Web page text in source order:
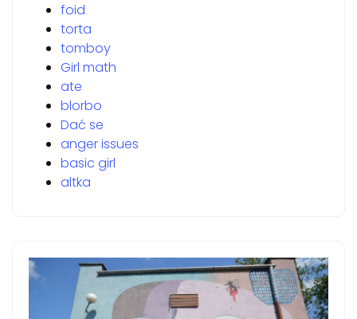
foid
torta
tomboy
Girl math
ate
blorbo
Dać se
anger issues
basic girl
altka